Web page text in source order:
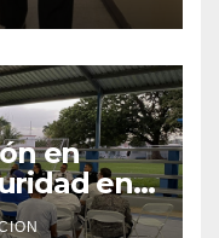
en
en